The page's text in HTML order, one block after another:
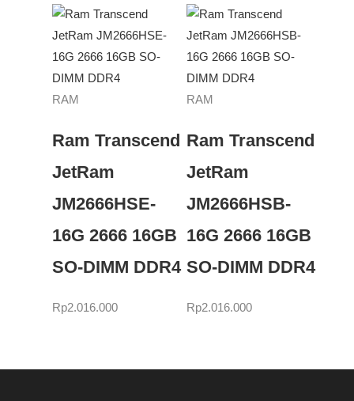
RAM
Ram Transcend
JetRam
JM2666HSE-
16G 2666 16GB
SO-DIMM DDR4
Rp2.016.000
RAM
Ram Transcend
JetRam
JM2666HSB-
16G 2666 16GB
SO-DIMM DDR4
Rp2.016.000